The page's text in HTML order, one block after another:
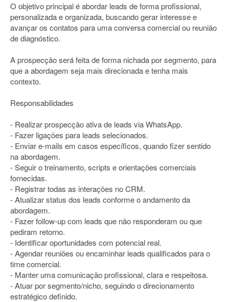
O objetivo principal é abordar leads de forma profissional,
personalizada e organizada, buscando gerar interesse e
avançar os contatos para uma conversa comercial ou reunião
de diagnóstico.
A prospecção será feita de forma nichada por segmento, para
que a abordagem seja mais direcionada e tenha mais
contexto.
Responsabilidades
- Realizar prospecção ativa de leads via WhatsApp.
- Fazer ligações para leads selecionados.
- Enviar e-mails em casos específicos, quando fizer sentido
na abordagem.
- Seguir o treinamento, scripts e orientações comerciais
fornecidas.
- Registrar todas as interações no CRM.
- Atualizar status dos leads conforme o andamento da
abordagem.
- Fazer follow-up com leads que não responderam ou que
pediram retorno.
- Identificar oportunidades com potencial real.
- Agendar reuniões ou encaminhar leads qualificados para o
time comercial.
- Manter uma comunicação profissional, clara e respeitosa.
- Atuar por segmento/nicho, seguindo o direcionamento
estratégico definido.